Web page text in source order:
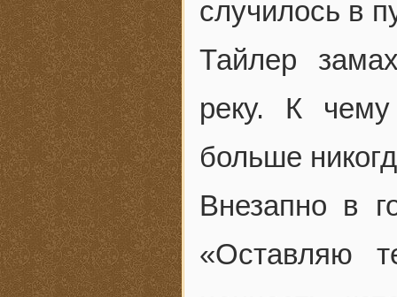
случилось в
Тайлер
реку. К
больше
Внезапно в
«Оставляю